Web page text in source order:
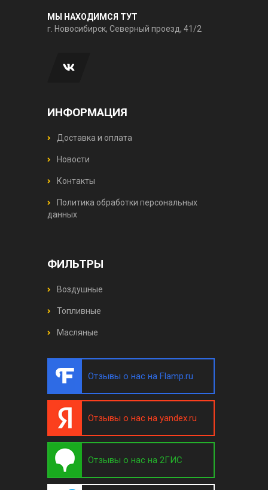
МЫ НАХОДИМСЯ ТУТ
г. Новосибирск, Северный проезд, 41/2
ИНФОРМАЦИЯ
Доставка и оплата
Новости
Контакты
Политика обработки персональных
данных
ФИЛЬТРЫ
Воздушные
Топливные
Масляные
Отзывы о нас на Flamp.ru
Отзывы о нас на yandex.ru
Отзывы о нас на 2ГИС